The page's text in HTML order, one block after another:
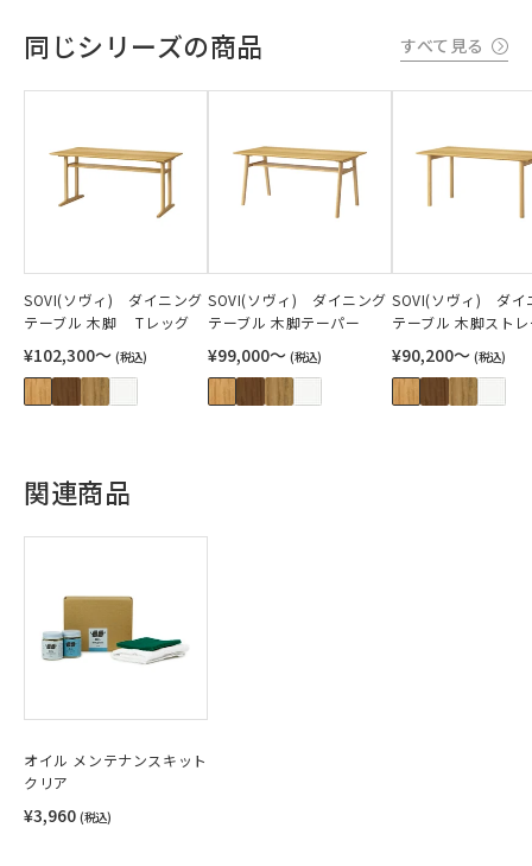
同じシリーズの商品 すべて見る
SOVI(ソヴィ) ダイニング
テーブル 木脚 Tレッグ
¥102,300〜 (税込)
SOVI(ソヴィ) ダイニング
テーブル 木脚テーパー
¥99,000〜 (税込)
SOVI(ソヴィ) ダイ
テーブル 木脚スト
¥90,200〜 (税込)
関連商品
オイル メンテナンスキット
クリア
¥3,960 (税込)